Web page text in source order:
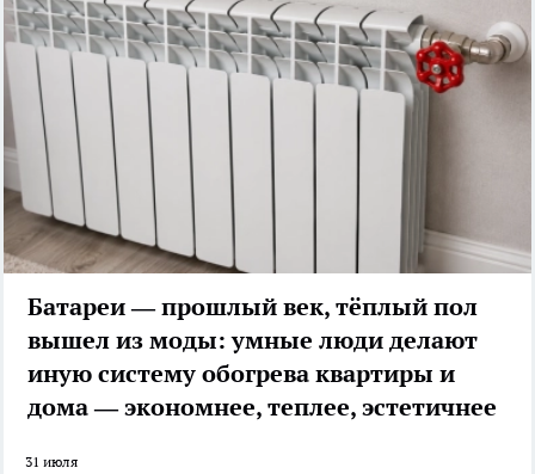
Батареи — прошлый век, тёплый пол
вышел из моды: умные люди делают
иную систему обогрева квартиры и
дома — экономнее, теплее, эстетичнее
31 июля